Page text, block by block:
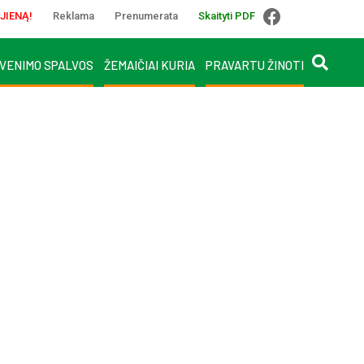
Reklama Prenumerata Skaityti PDF
SPALVOS ŽEMAIČIAI KURIA PRAVARTU ŽINOTI